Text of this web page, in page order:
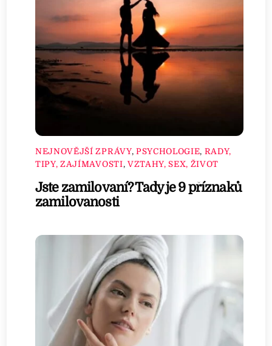
NEJNOVĚJŠÍ ZPRÁVY, PSYCHOLOGIE, RADY,
TIPY, ZAJÍMAVOSTI, VZTAHY, SEX, ŽIVOT
Jste zamilovaní? Tady je 9 příznaků
zamilovanosti